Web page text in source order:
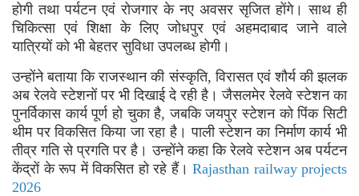
होगी तथा पर्यटन एवं रोजगार के नए अवसर सृजित होंगे। साथ ही
चिकित्सा एवं शिक्षा के लिए जोधपुर एवं अहमदाबाद जाने वाले
यात्रियों को भी बेहतर सुविधा उपलब्ध होगी।
उन्होंने बताया कि राजस्थान की संस्कृति, विरासत एवं शौर्य की झलक
अब रेलवे स्टेशनों पर भी दिखाई दे रही है। जैसलमेर रेलवे स्टेशन का
पुनर्विकास कार्य पूर्ण हो चुका है, जबकि जयपुर स्टेशन को पिंक सिटी
थीम पर विकसित किया जा रहा है। पाली स्टेशन का निर्माण कार्य भी
तीव्र गति से प्रगति पर है। उन्होंने कहा कि रेलवे स्टेशन अब पर्यटन
केंद्रों के रूप में विकसित हो रहे हैं। Rajasthan railway projects
2026